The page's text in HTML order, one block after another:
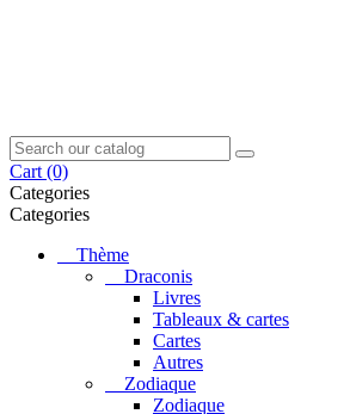
Cart (0)
Categories
Categories
Thème
Draconis
Livres
Tableaux & cartes
Cartes
Autres
Zodiaque
Zodiaque